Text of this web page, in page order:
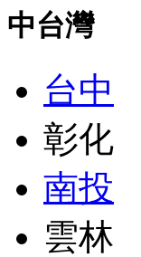
中台灣
台中
彰化
南投
雲林